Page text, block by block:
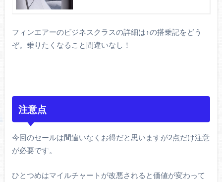
フィンエアーのビジネスクラスの詳細は↑の搭乗記をどう
ぞ。乗りたくなること間違いなし！
注意点
今回のセールは間違いなくお得だと思いますが2点だけ注意
が必要です。
ひとつめはマイルチャートが改悪されると価値が変わって